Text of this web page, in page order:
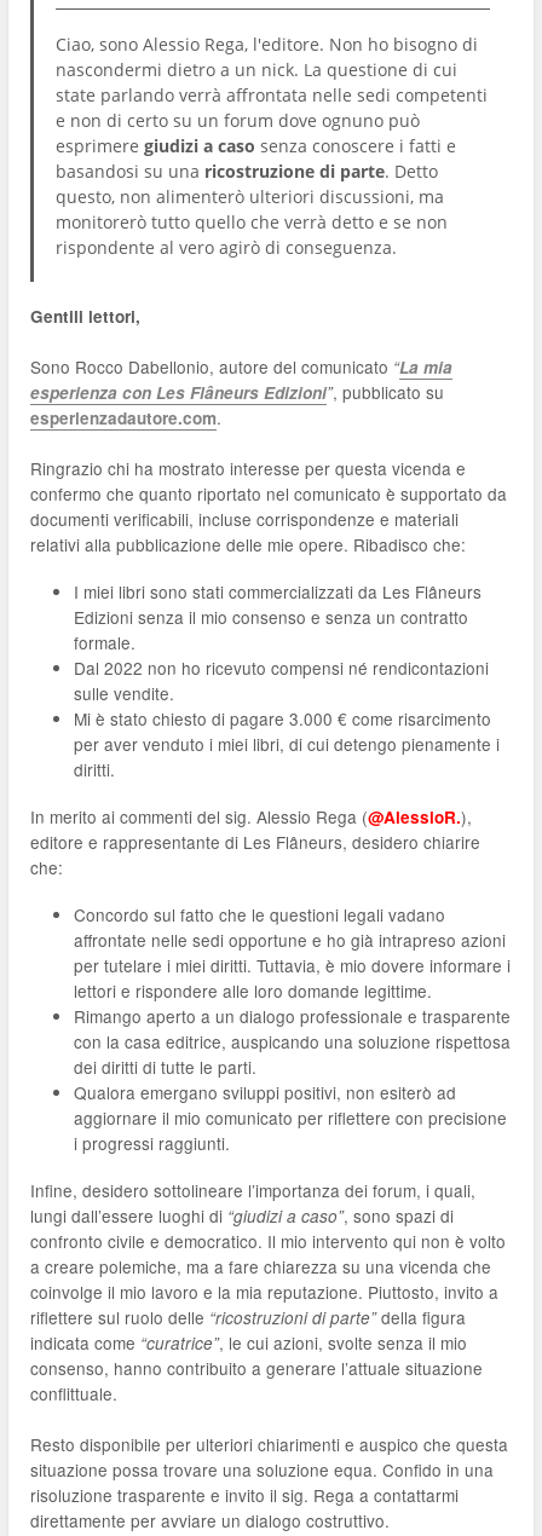
Ciao, sono Alessio Rega, l'editore. Non ho bisogno di
nascondermi dietro a un nick. La questione di cui
state parlando verrà affrontata nelle sedi competenti
e non di certo su un forum dove ognuno può
esprimere giudizi a caso senza conoscere i fatti e
basandosi su una ricostruzione di parte. Detto
questo, non alimenterò ulteriori discussioni, ma
monitorerò tutto quello che verrà detto e se non
rispondente al vero agirò di conseguenza.
Gentili lettori,
Sono Rocco Dabellonio, autore del comunicato “La mia
esperienza con Les Flâneurs Edizioni”, pubblicato su
esperienzadautore.com.
Ringrazio chi ha mostrato interesse per questa vicenda e
confermo che quanto riportato nel comunicato è supportato da
documenti verificabili, incluse corrispondenze e materiali
relativi alla pubblicazione delle mie opere. Ribadisco che:
I miei libri sono stati commercializzati da Les Flâneurs
Edizioni senza il mio consenso e senza un contratto
formale.
Dal 2022 non ho ricevuto compensi né rendicontazioni
sulle vendite.
Mi è stato chiesto di pagare 3.000 € come risarcimento
per aver venduto i miei libri, di cui detengo pienamente i
diritti.
In merito ai commenti del sig. Alessio Rega (@AlessioR.),
editore e rappresentante di Les Flâneurs, desidero chiarire
che:
Concordo sul fatto che le questioni legali vadano
affrontate nelle sedi opportune e ho già intrapreso azioni
per tutelare i miei diritti. Tuttavia, è mio dovere informare i
lettori e rispondere alle loro domande legittime.
Rimango aperto a un dialogo professionale e trasparente
con la casa editrice, auspicando una soluzione rispettosa
dei diritti di tutte le parti.
Qualora emergano sviluppi positivi, non esiterò ad
aggiornare il mio comunicato per riflettere con precisione
i progressi raggiunti.
Infine, desidero sottolineare l’importanza dei forum, i quali,
lungi dall’essere luoghi di “giudizi a caso”, sono spazi di
confronto civile e democratico. Il mio intervento qui non è volto
a creare polemiche, ma a fare chiarezza su una vicenda che
coinvolge il mio lavoro e la mia reputazione. Piuttosto, invito a
riflettere sul ruolo delle “ricostruzioni di parte”della figura
indicata come “curatrice”, le cui azioni, svolte senza il mio
consenso, hanno contribuito a generare l’attuale situazione
conflittuale.
Resto disponibile per ulteriori chiarimenti e auspico che questa
situazione possa trovare una soluzione equa. Confido in una
risoluzione trasparente e invito il sig. Rega a contattarmi
direttamente per avviare un dialogo costruttivo.